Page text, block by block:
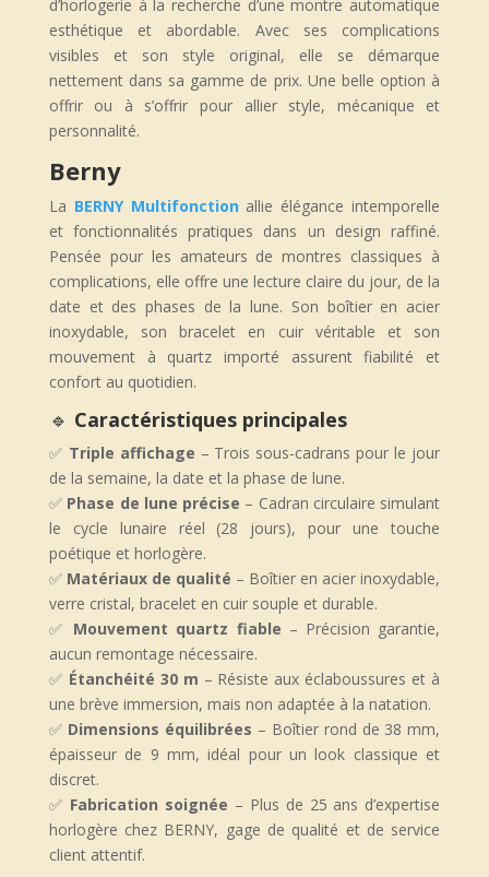
d’horlogerie à la recherche d’une montre automatique
esthétique et abordable. Avec ses complications
visibles et son style original, elle se démarque
nettement dans sa gamme de prix. Une belle option à
offrir ou à s’offrir pour allier style, mécanique et
personnalité.
Berny
La BERNY Multifonctionallie élégance intemporelle
et fonctionnalités pratiques dans un design raffiné.
Pensée pour les amateurs de montres classiques à
complications, elle offre une lecture claire du jour, de la
date et des phases de la lune. Son boîtier en acier
inoxydable, son bracelet en cuir véritable et son
mouvement à quartz importé assurent fiabilité et
confort au quotidien.
🔹 Caractéristiques principales
✅ Triple affichage – Trois sous-cadrans pour le jour
de la semaine, la date et la phase de lune.
✅ Phase de lune précise – Cadran circulaire simulant
le cycle lunaire réel (28 jours), pour une touche
poétique et horlogère.
✅ Matériaux de qualité – Boîtier en acier inoxydable,
verre cristal, bracelet en cuir souple et durable.
✅ Mouvement quartz fiable – Précision garantie,
aucun remontage nécessaire.
✅ Étanchéité 30 m – Résiste aux éclaboussures et à
une brève immersion, mais non adaptée à la natation.
✅ Dimensions équilibrées – Boîtier rond de 38 mm,
épaisseur de 9 mm, idéal pour un look classique et
discret.
✅ Fabrication soignée – Plus de 25 ans d’expertise
horlogère chez BERNY, gage de qualité et de service
client attentif.